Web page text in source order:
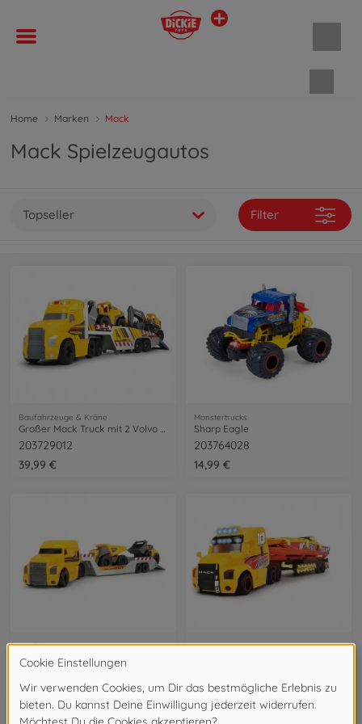
Home Marken Mack
Mack Spielzeugautos
Topseller Filter
Baufahrzeuge & Kräne
Großer Mack Truck mit 2 Volvo Fahrzeugen
203729012
39,99 €
Monstertrucks
Sharp Eagle
203764028
14,99 €
Baufahrzeuge & Kräne
9,99 €
LKWs
im Handel erhältlich